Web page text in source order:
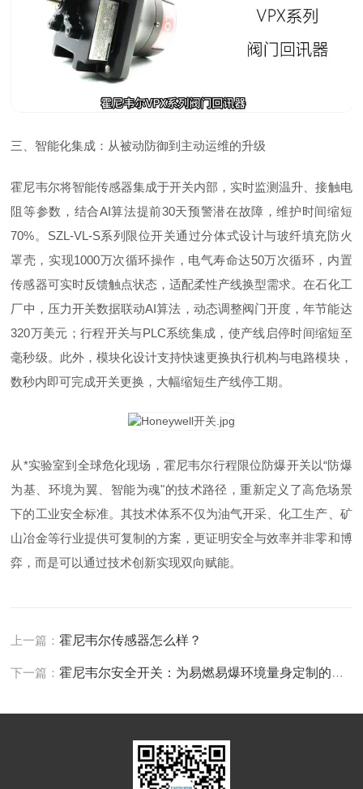
三、智能化集成：从被动防御到主动运维的升级
霍尼韦尔将智能传感器集成于开关内部，实时监测温升、接触电
阻等参数，结合AI算法提前30天预警潜在故障，维护时间缩短
70%。SZL-VL-S系列限位开关通过分体式设计与玻纤填充防火
罩壳，实现1000万次循环操作，电气寿命达50万次循环，内置
传感器可实时反馈触点状态，适配柔性产线换型需求。在石化工
厂中，压力开关数据联动AI算法，动态调整阀门开度，年节能达
320万美元；行程开关与PLC系统集成，使产线启停时间缩短至
毫秒级。此外，模块化设计支持快速更换执行机构与电路模块，
数秒内即可完成开关更换，大幅缩短生产线停工期。
从*实验室到全球危化现场，霍尼韦尔行程限位防爆开关以“防爆
为基、环境为翼、智能为魂"的技术路径，重新定义了高危场景
下的工业安全标准。其技术体系不仅为油气开采、化工生产、矿
山冶金等行业提供可复制的方案，更证明安全与效率并非零和博
弈，而是可以通过技术创新实现双向赋能。
上一篇：霍尼韦尔传感器怎么样？
下一篇：霍尼韦尔安全开关：为易燃易爆环境量身定制的行程守护者